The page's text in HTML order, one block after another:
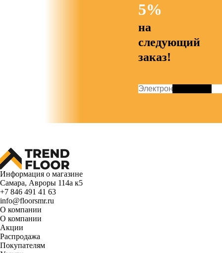
5%
на
следующий
заказ!
Информация о магазине
Самара, Авроры 114а к5
+7 846 491 41 63
info@floorsmr.ru
О компании
О компании
Акции
Распродажа
Покупателям